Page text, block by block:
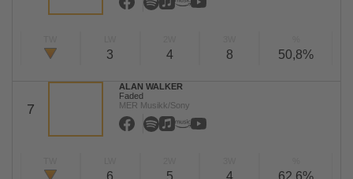
3 4 8 50,8%
7
ALAN WALKER
Faded
MER Musikk/Sony
6 5 4 62,6%